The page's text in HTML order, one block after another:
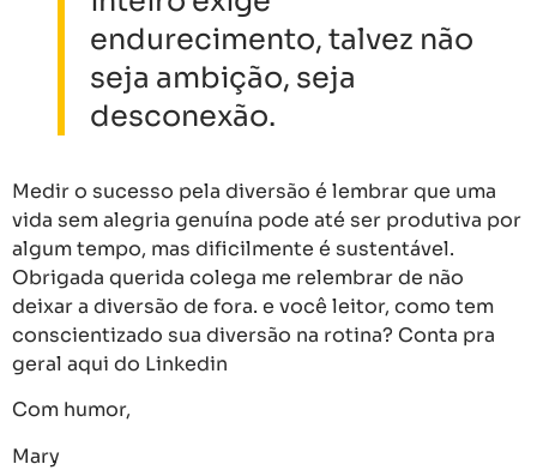
endurecimento, talvez não
seja ambição, seja
desconexão.
Medir o sucesso pela diversão é lembrar que uma
vida sem alegria genuína pode até ser produtiva por
algum tempo, mas dificilmente é sustentável.
Obrigada querida colega me relembrar de não
deixar a diversão de fora. e você leitor, como tem
conscientizado sua diversão na rotina? Conta pra
geral aqui do Linkedin
Com humor,
Mary